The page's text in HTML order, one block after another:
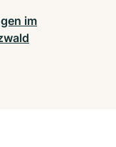
im